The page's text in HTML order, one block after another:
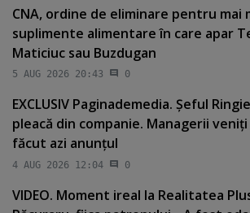
CNA, ordine de eliminare pentru mai
suplimente alimentare în care apar
Maticiuc sau Buzdugan
5 AUG 2026 20:43 0
EXCLUSIV Paginademedia. Şeful
pleacă din companie. Managerii
făcut azi anunţul
4 AUG 2026 12:04 0
VIDEO. Moment ireal la Realitatea